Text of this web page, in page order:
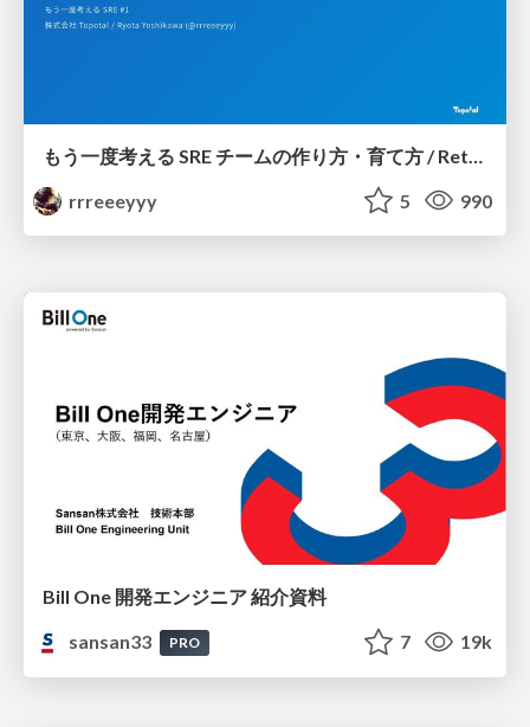
rrreeeyyy
5 990
Bill One 開発エンジニア 紹介資料
sansan33
PRO 7 19k